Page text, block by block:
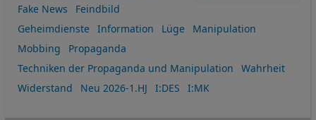
Fake News
Feindbild
Geheimdienste
Information Lüge
Manipulation
Mobbing
Propaganda
Techniken der Propaganda und Manipulation
Wahrheit
Widerstand
Neu 2026-1.HJ I:DES I:MK